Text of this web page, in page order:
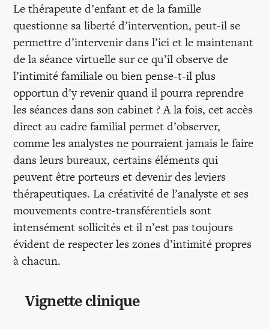
Le thérapeute d’enfant et de la famille
questionne sa liberté d’intervention, peut-il se
permettre d’intervenir dans l’ici et le maintenant
de la séance virtuelle sur ce qu’il observe de
l’intimité familiale ou bien pense-t-il plus
opportun d’y revenir quand il pourra reprendre
les séances dans son cabinet ? A la fois, cet accès
direct au cadre familial permet d’observer,
comme les analystes ne pourraient jamais le faire
dans leurs bureaux, certains éléments qui
peuvent être porteurs et devenir des leviers
thérapeutiques. La créativité de l’analyste et ses
mouvements contre-transférentiels sont
intensément sollicités et il n’est pas toujours
évident de respecter les zones d’intimité propres
à chacun.
Vignette clinique